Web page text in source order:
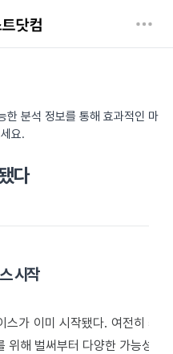
한 분석 정보를 통해 효과적인 마
요.
다
시작
가 이미 시작됐다. 여전히 5G
해 벌써부터 다양한 가능성을